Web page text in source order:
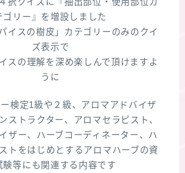
ゴリー』を増設しました
イスの樹皮」カテゴリーのみのクイ
ズ表示で
スの理解を深め楽しんで頂けますよ
うに
検定1級や２級、アロマアドバイザ
ストラクター、アロマセラピスト、
ザー、ハーブコーディネーター、ハ
トをはじめとするアロマハーブの資
験等にも関連する内容です